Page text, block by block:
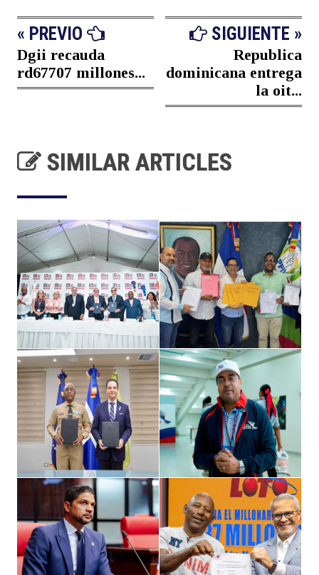
« PREVIO
Dgii recauda
rd67707 millones...
SIGUIENTE »
Republica
dominicana entrega
la oit...
SIMILAR ARTICLES